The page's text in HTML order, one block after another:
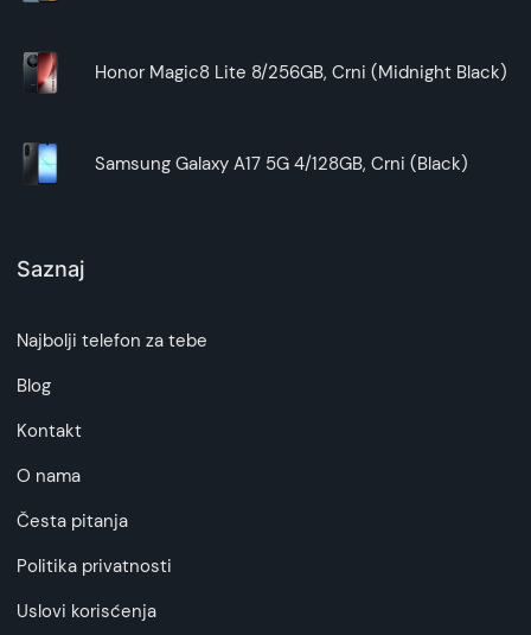
Honor Magic8 Lite 8/256GB, Crni (Midnight Black)
Samsung Galaxy A17 5G 4/128GB, Crni (Black)
Saznaj
Najbolji telefon za tebe
Blog
Kontakt
O nama
Česta pitanja
Politika privatnosti
Uslovi korisćenja